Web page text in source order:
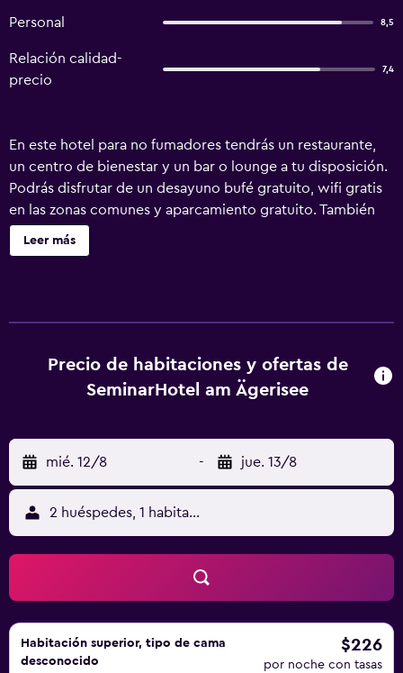
Personal 8,5
Relación calidad-
precio
7,4
En este hotel para no fumadores tendrás un restaurante,
un centro de bienestar y un bar o lounge a tu disposición.
Podrás disfrutar de un desayuno bufé gratuito, wifi gratis
en las zonas comunes y aparcamiento gratuito. También
encontrarás un bar-cafetería, una sauna y un centro de
conferencias. TOP SeminarHotel am Aegerisee
personal gratuitos y secador de pelo. Este hotel en
Unterägeri ofrece acceso a Internet wifi gratis. Los
los días. Este hotel dispone de centro de bienestar y
bicicletas gratuitas. Otros servicios de ocio y
esparcimiento incluyen sauna y gimnasio. No se permite la
entrada a la piscina, al centro de bienestar, al gimnasio y al
hidromasaje de niños menores de 16 años sin la
supervisión de un adulto. Se pueden practicar las
actividades de ocio y esparcimiento que se indican más
abajo en las instalaciones o cerca del alojamiento (es
posible que se aplique un recargo).
Leer más
Precio de habitaciones y ofertas de
SeminarHotel am Ägerisee
mié. 12/8 - jue. 13/8
2 huéspedes, 1 habitación
Habitación superior, tipo de cama
desconocido
$226
por noche con tasas